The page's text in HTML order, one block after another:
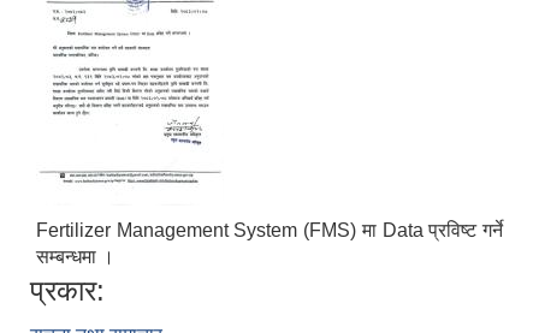
Fertilizer Management System (FMS) मा Data प्रविष्ट गर्ने
सम्बन्धमा ।
प्रकार: